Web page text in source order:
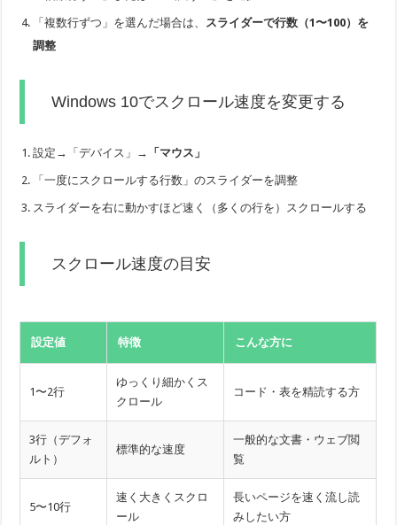
「複数行ずつ」を選んだ場合は、 スライダーで行数（1〜100）を
調整
Windows 10でスクロール速度を変更する
設定→「デバイス」→ 「マウス」
「一度にスクロールする行数」のスライダーを調整
スライダーを右に動かすほど速く（多くの行を）スクロールする
スクロール速度の目安
設定値 特徴 こんな方に
1〜2行
ゆっくり細かくス
クロール
コード・表を精読する方
3行（デフォ
ルト）
標準的な速度
一般的な文書・ウェブ閲
覧
5〜10行
速く大きくスクロ
ール
長いページを速く流し読
みしたい方